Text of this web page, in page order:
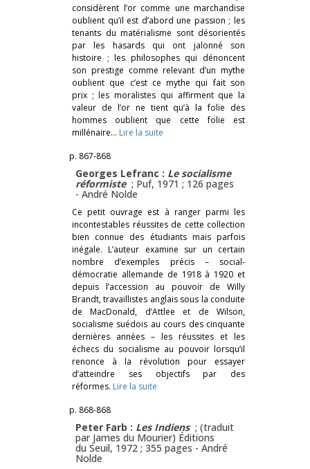
considèrent l’or comme une marchandise
oublient qu’il est d’abord une passion ; les
tenants du matérialisme sont désorientés
par les hasards qui ont jalonné son
histoire ; les philosophes qui dénoncent
son prestige comme relevant d’un mythe
oublient que c’est ce mythe qui fait son
prix ; les moralistes qui affirment que la
valeur de l’or ne tient qu’à la folie des
hommes oublient que cette folie est
millénaire… Lire la suite
p. 867-868
Georges Lefranc : Le socialisme
réformiste ; Puf, 1971 ; 126 pages
- André Nolde
Ce petit ouvrage est à ranger parmi les
incontestables réussites de cette collection
bien connue des étudiants mais parfois
inégale. L’auteur examine sur un certain
nombre d’exemples précis – social-
démocratie allemande de 1918 à 1920 et
depuis l’accession au pouvoir de Willy
Brandt, travaillistes anglais sous la conduite
de MacDonald, d’Attlee et de Wilson,
socialisme suédois au cours des cinquante
dernières années – les réussites et les
échecs du socialisme au pouvoir lorsqu’il
renonce à la révolution pour essayer
d’atteindre ses objectifs par des
réformes. Lire la suite
p. 868-868
Peter Farb : Les Indiens ; (traduit
par James du Mourier) Éditions
du Seuil, 1972 ; 355 pages - André
Nolde